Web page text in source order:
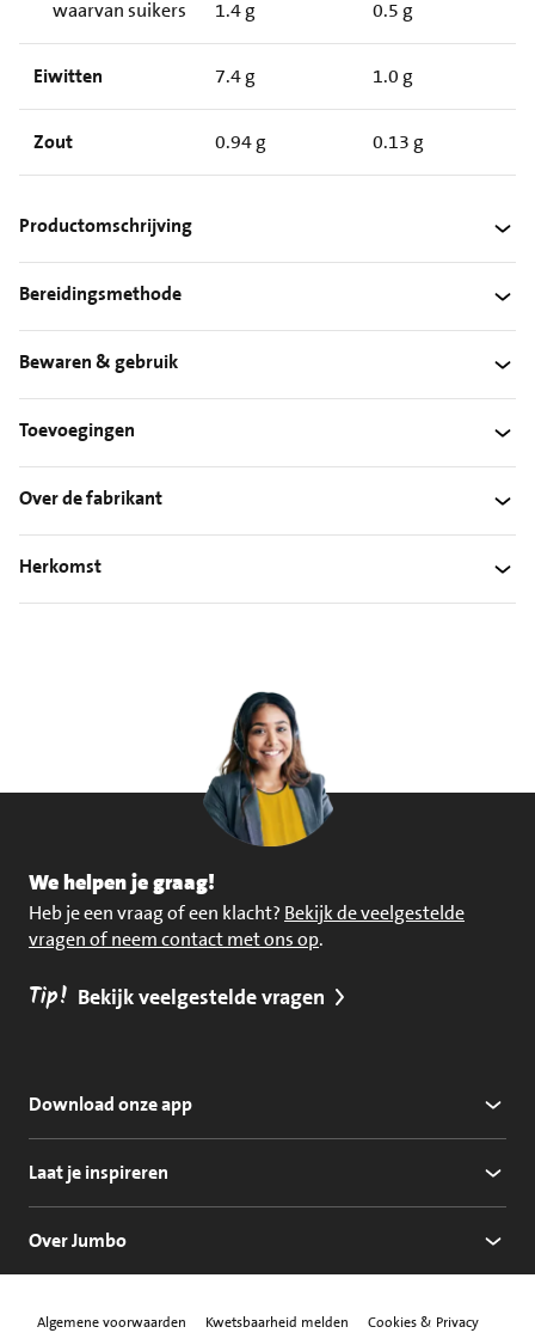
waarvan suikers 1.4 g 0.5 g
Eiwitten 7.4 g 1.0 g
Zout 0.94 g 0.13 g
Productomschrijving
Bereidingsmethode
Bewaren & gebruik
Toevoegingen
Over de fabrikant
Herkomst
We helpen je graag!
Heb je een vraag of een klacht? Bekijk de veelgestelde
vragen of neem contact met ons op.
Tip! Bekijk veelgestelde vragen
Download onze app
Laat je inspireren
Over Jumbo
Algemene voorwaarden Kwetsbaarheid melden
Cookies & Privacy